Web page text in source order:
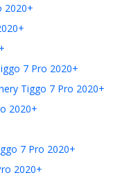
2020+
7 Pro 2020+
Tiggo 7 Pro 2020+
2020+
7 Pro 2020+
2020+